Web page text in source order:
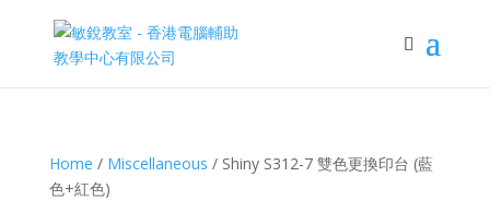
Home / Miscellaneous / Shiny S312-7 雙色更換印台 (藍
色+紅色)